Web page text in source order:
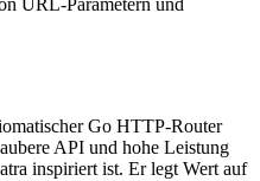
URL-Parametern und
Go HTTP-Router
API und hohe Leistung
inspiriert ist. Er legt Wert auf